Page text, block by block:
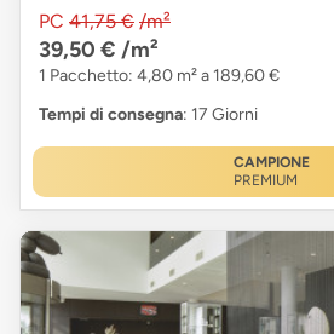
PC 41,75 € /m²
39,50 € /m²
1 Pacchetto: 4,80 m² a 189,60 €
Tempi di consegna: 17 Giorni
CAMPIONE
PREMIUM